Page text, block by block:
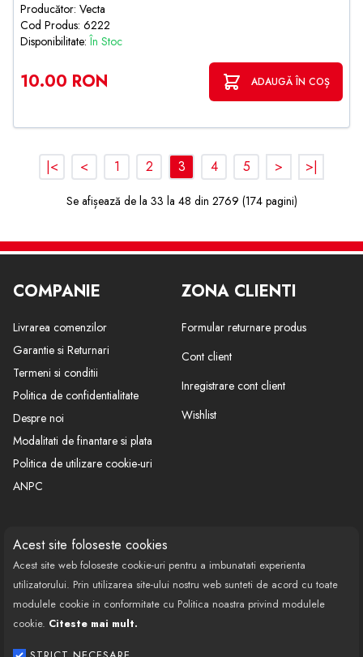
Acest site foloseste cookies
Acest site web foloseste cookie-uri pentru a imbunatati experienta
utilizatorului. Prin utilizarea site-ului nostru web sunteti de acord cu toate
modulele cookie in conformitate cu Politica noastra privind modulele
cookie. Citeste mai mult.
Producător: Vecta
Cod Produs: 6222
Disponibilitate:În Stoc
10.00 RON ADAUGĂ ÎN COȘ
|< < 1 2 3 4 5 > >|
Se afișează de la 33 la 48 din 2769 (174 pagini)
COMPANIE
Livrarea comenzilor
Garantie si Returnari
Termeni si conditii
Politica de confidentialitate
Despre noi
Modalitati de finantare si plata
Politica de utilizare cookie-uri
ANPC
ZONA CLIENTI
Formular returnare produs
Cont client
Inregistrare cont client
Wishlist
CONTACT
Call Center: 0377 100 941
Program de lucru: Luni-Vineri
08:00 - 18:00
Email: contact@bestautovest.ro